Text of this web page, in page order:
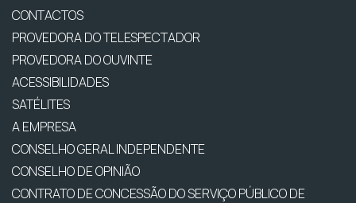
CONTACTOS
PROVEDORA DO TELESPECTADOR
PROVEDORA DO OUVINTE
ACESSIBILIDADES
SATÉLITES
A EMPRESA
CONSELHO GERAL INDEPENDENTE
CONSELHO DE OPINIÃO
CONTRATO DE CONCESSÃO DO SERVIÇO PÚBLICO DE